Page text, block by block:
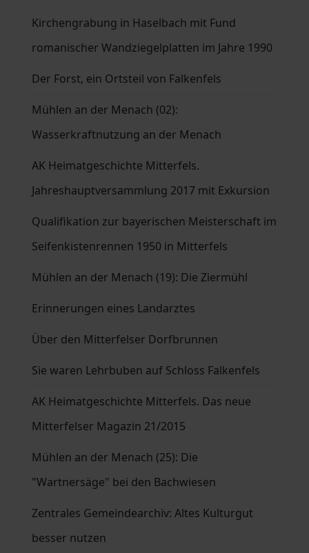
Kirchengrabung in Haselbach mit Fund
romanischer Wandziegelplatten im Jahre 1990
Der Forst, ein Ortsteil von Falkenfels
Mühlen an der Menach (02):
Wasserkraftnutzung an der Menach
AK Heimatgeschichte Mitterfels.
Jahreshauptversammlung 2017 mit Exkursion
Qualifikation zur bayerischen Meisterschaft im
Seifenkistenrennen 1950 in Mitterfels
Mühlen an der Menach (19): Die Ziermühl
Erinnerungen eines Landarztes
Über den Mitterfelser Dorfbrunnen
Sie waren Lehrbuben auf Schloss Falkenfels
AK Heimatgeschichte Mitterfels. Das neue
Mitterfelser Magazin 21/2015
Mühlen an der Menach (25): Die
"Wartnersäge" bei den Bachwiesen
Zentrales Gemeindearchiv: Altes Kulturgut
besser nutzen